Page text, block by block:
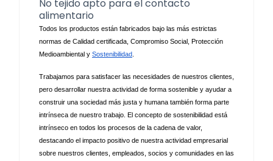
No tejido apto para el contacto
alimentario
Todos los productos están fabricados bajo las más estrictas
normas de Calidad certificada, Compromiso Social, Protección
Medioambiental y Sostenibilidad
Trabajamos para satisfacer las necesidades de nuestros clientes,
pero desarrollar nuestra actividad de forma sostenible y ayudar a
construir una sociedad más justa y humana también forma parte
intrínseca de nuestro trabajo. El concepto de sostenibilidad está
intrínseco en todos los procesos de la cadena de valor,
destacando el impacto positivo de nuestra actividad empresarial
sobre nuestros clientes, empleados, socios y comunidades en las